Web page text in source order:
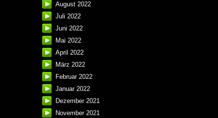
August 2022
Juli 2022
Juni 2022
Mai 2022
April 2022
März 2022
Februar 2022
Januar 2022
Dezember 2021
November 2021